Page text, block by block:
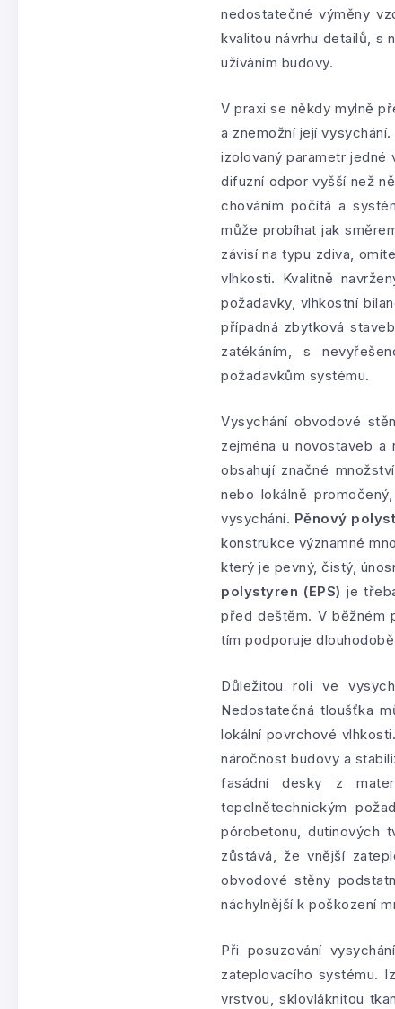
nedostatečné výměny
kvalitou návrhu detailů, s
užíváním budovy.
V praxi se někdy mylně
a znemožní její
izolovaný parametr jedné
difuzní odpor vyšší než
chováním počítá a
může probíhat jak
závisí na typu zdiva,
vlhkosti. Kvalitně
požadavky, vlhkostní
případná zbytková
zatékáním, s
požadavkům systému.
Vysychání obvodové
zejména u novostaveb
obsahují značné
nebo lokálně
vysychání. Pěnový
konstrukce významné
který je pevný, čistý,
polystyren (EPS) je
před deštěm. V běžném
tím podporuje
Důležitou roli ve
Nedostatečná tloušťka
lokální povrchové
náročnost budovy a
fasádní desky z
tepelnětechnickým
pórobetonu, dutinových
zůstává, že vnější
obvodové stěny
náchylnější k poškození
Při posuzování
zateplovacího systému.
vrstvou, sklovláknitou